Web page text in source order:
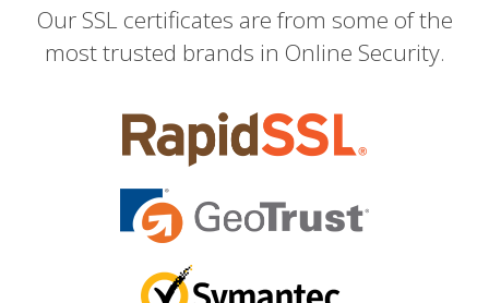
Our SSL certificates are from some of the
most trusted brands in Online Security.